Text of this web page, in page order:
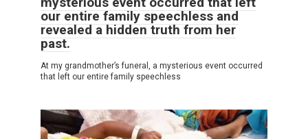
our entire family speechless and
revealed a hidden truth from her
past.
At my grandmother’s funeral, a mysterious event occurred
that left our entire family speechless